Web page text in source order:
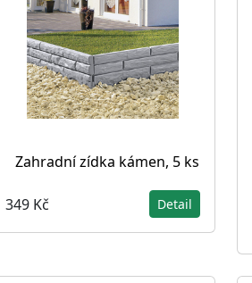
Zahradní zídka kámen, 5 ks
349 Kč Detail